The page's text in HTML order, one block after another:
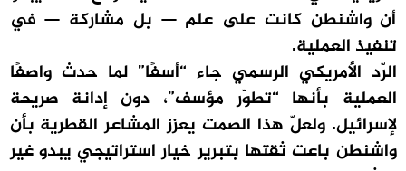
أن واشنطن كانت على علم — بل مشاركة — في
تنفيذ العملية.
الرّد الأمريكي الرسمي جاء “أسفًا” لما حدث واصفًا
العملية بأنها “تطوّر مؤسف”، دون إدانة صريحة
لإسرائيل. ولعلّ هذا الصمت يعزز المشاعر القطرية بأن
واشنطن باعت ثقتها بتبرير خيار استراتيجي يبدو غير